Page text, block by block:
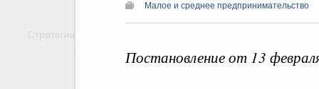
Малое и среднее предпринимательство
Постановление от 13
Стратегии